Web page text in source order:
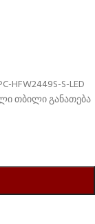
S-LED
თბილი განათება